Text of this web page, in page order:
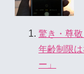
驚き・尊
年齢制限
ー」